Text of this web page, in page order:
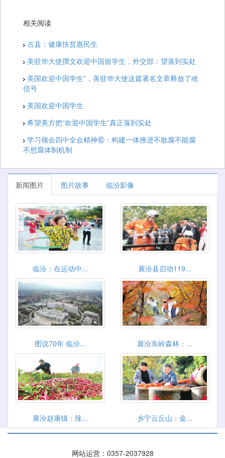
相关阅读
古县：健康扶贫惠民生
美驻华大使撰文欢迎中国留学生，外交部：望落到实处
美国欢迎中国学生”，美驻华大使这篇署名文章释放了啥
信号
美国欢迎中国学生
希望美方把“欢迎中国学生”真正落到实处
学习领会四中全会精神⑥：构建一体推进不敢腐不能腐
不想腐体制机制
新闻图片 图片故事 临汾影像
临汾：在运动中... 襄汾县启动119...
图说70年 临汾... 襄汾东岭森林：...
襄汾赵康镇：辣... 乡宁云丘山：金...
网站运营：0357-2037928